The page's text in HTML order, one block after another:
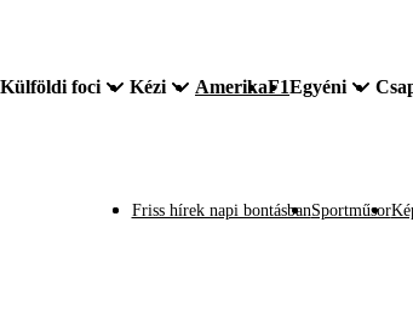
Külföldi foci Kézi AmerikaF1Egyéni
Friss hírek napi bontásbanSportműsor